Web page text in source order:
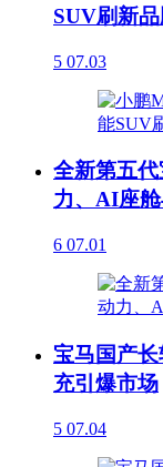
SUV刷新
5 07.03
全新第五
力、AI座
6 07.01
宝马国产
充引爆市场
5 07.04